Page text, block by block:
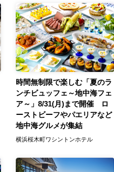
時間無制限で楽しむ「夏のラ
ンチビュッフェ～地中海フェ
ア～」8/31(月)まで開催 ロ
ーストビーフやパエリアなど
地中海グルメが集結
横浜桜木町ワシントンホテル